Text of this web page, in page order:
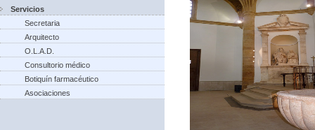
Servicios
Secretaria
Arquitecto
O.L.A.D.
Consultorio médico
Botiquín farmacéutico
Asociaciones